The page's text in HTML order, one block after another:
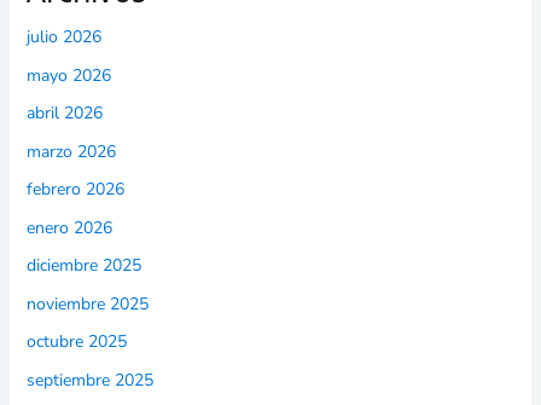
julio 2026
mayo 2026
abril 2026
marzo 2026
febrero 2026
enero 2026
diciembre 2025
noviembre 2025
octubre 2025
septiembre 2025